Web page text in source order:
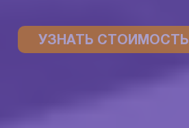
УЗНАТЬ СТОИМОСТЬ